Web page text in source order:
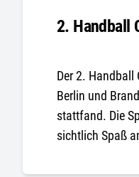
2. Handball
Der 2. Handball
Berlin und
stattfand. Die
sichtlich Spaß